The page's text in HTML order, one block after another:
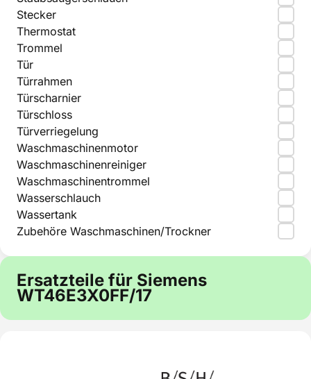
Stecker
Thermostat
Trommel
Tür
Türrahmen
Türscharnier
Türschloss
Türverriegelung
Waschmaschinenmotor
Waschmaschinenreiniger
Waschmaschinentrommel
Wasserschlauch
Wassertank
Zubehöre Waschmaschinen/Trockner
Ersatzteile für Siemens
WT46E3X0FF/17